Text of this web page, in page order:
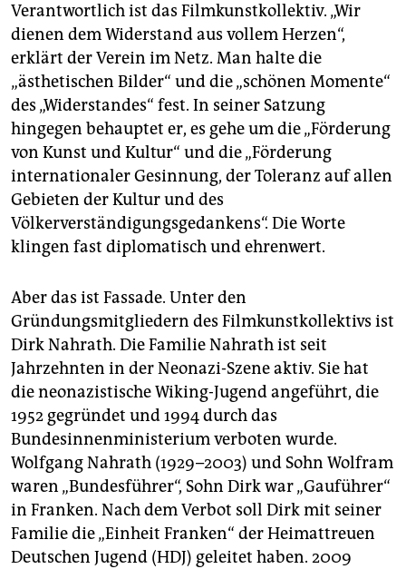
Verantwortlich ist das Filmkunstkollektiv. „Wir
dienen dem Widerstand aus vollem Herzen“,
erklärt der Verein im Netz. Man halte die
„ästhetischen Bilder“ und die „schönen Momente“
des „Widerstandes“ fest. In seiner Satzung
hingegen behauptet er, es gehe um die „Förderung
von Kunst und Kultur“ und die „Förderung
internationaler Gesinnung, der Toleranz auf allen
Gebieten der Kultur und des
Völkerverständigungsgedankens“. Die Worte
klingen fast diplomatisch und ehrenwert.
Aber das ist Fassade. Unter den
Gründungsmitgliedern des Filmkunstkollektivs ist
Dirk Nahrath. Die Familie Nahrath ist seit
Jahrzehnten in der Neonazi-Szene aktiv. Sie hat
die neonazistische Wiking-Jugend angeführt, die
1952 gegründet und 1994 durch das
Bundesinnenministerium verboten wurde.
Wolfgang Nahrath (1929–2003) und Sohn Wolfram
waren „Bundesführer“, Sohn Dirk war „Gauführer“
in Franken. Nach dem Verbot soll Dirk mit seiner
Familie die „Einheit Franken“ der Heimattreuen
Deutschen Jugend (HDJ) geleitet haben. 2009